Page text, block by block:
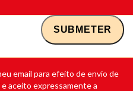
email para efeito de envio de
aceito expressamente a